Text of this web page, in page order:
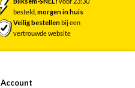
besteld,morgen in huis
Veilig bestellenbij een
vertrouwde website
Account